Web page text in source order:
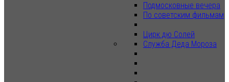
Подмосковные вечера
По советским фильмам
Цирк дю Солей
Служба Деда Мороза